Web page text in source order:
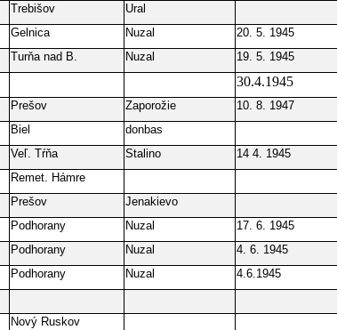
Trebišov
Ural
Gelnica Nuzal
20. 5. 1945
Turňa nad B. Nuzal
19. 5. 1945
30.4.1945
Prešov Zaporožie
10. 8. 1947
Biel
donbas
Veľ. Tŕňa Stalino
14 4. 1945
Remet. Hámre
Prešov
Jenakievo
Podhorany Nuzal
17. 6. 1945
Podhorany Nuzal
4. 6. 1945
Podhorany Nuzal
4.6.1945
Nový Ruskov